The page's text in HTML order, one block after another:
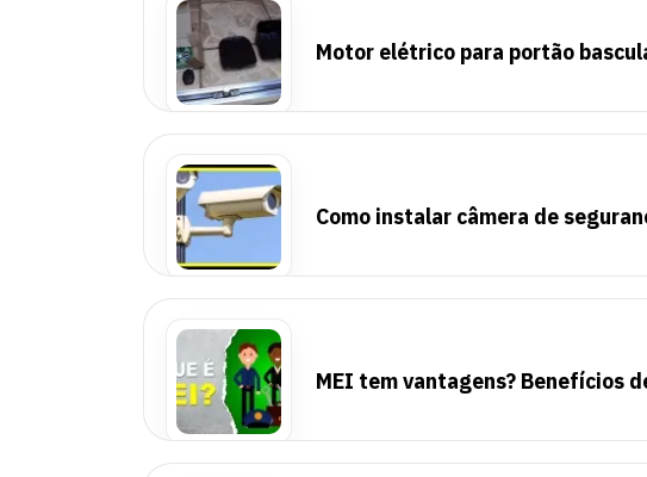
Motor elétrico para portão
Como instalar câmera de
MEI tem vantagens? Benefícios